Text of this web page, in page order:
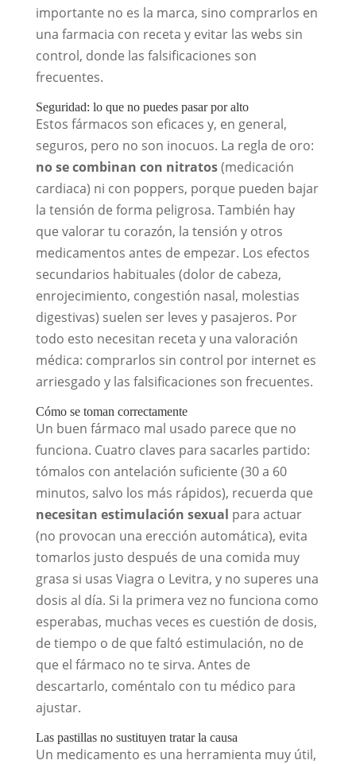
importante no es la marca, sino comprarlos en
una farmacia con receta y evitar las webs sin
control, donde las falsificaciones son
frecuentes.
Seguridad: lo que no puedes pasar por alto
Estos fármacos son eficaces y, en general,
seguros, pero no son inocuos. La regla de oro:
no se combinan con nitratos(medicación
cardiaca) ni con poppers, porque pueden bajar
la tensión de forma peligrosa. También hay
que valorar tu corazón, la tensión y otros
medicamentos antes de empezar. Los efectos
secundarios habituales (dolor de cabeza,
enrojecimiento, congestión nasal, molestias
digestivas) suelen ser leves y pasajeros. Por
todo esto necesitan receta y una valoración
médica: comprarlos sin control por internet es
arriesgado y las falsificaciones son frecuentes.
Cómo se toman correctamente
Un buen fármaco mal usado parece que no
funciona. Cuatro claves para sacarles partido:
tómalos con antelación suficiente (30 a 60
minutos, salvo los más rápidos), recuerda que
necesitan estimulación sexual para actuar
(no provocan una erección automática), evita
tomarlos justo después de una comida muy
grasa si usas Viagra o Levitra, y no superes una
dosis al día. Si la primera vez no funciona como
esperabas, muchas veces es cuestión de dosis,
de tiempo o de que faltó estimulación, no de
que el fármaco no te sirva. Antes de
descartarlo, coméntalo con tu médico para
ajustar.
Las pastillas no sustituyen tratar la causa
Un medicamento es una herramienta muy útil,